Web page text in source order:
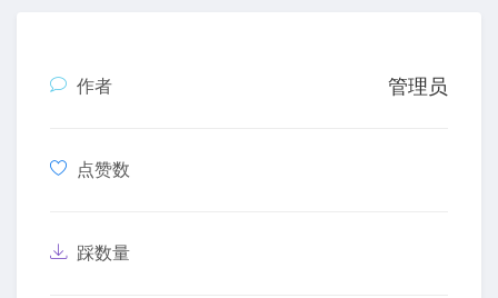
作者 管理员
点赞数
踩数量